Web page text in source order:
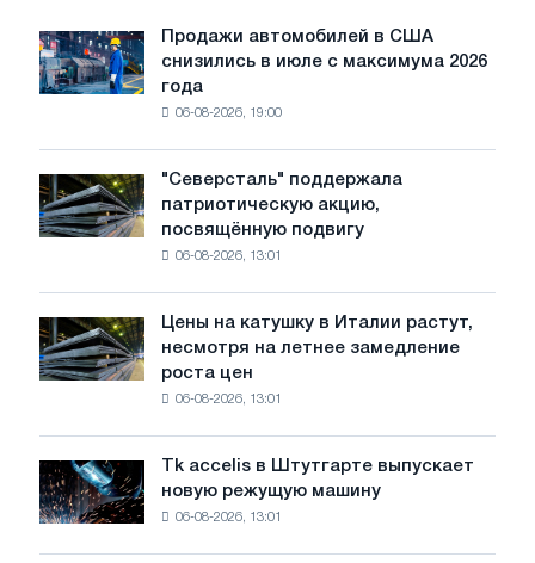
Продажи
автомобилей
в
июле
с
максимума
года
Продажи автомобилей в США
снизились в июле с максимума 2026
года
06-08-2026, 19:00
"Северсталь"
поддержала
патриотическую
советской
авиации
в
Великой
Отечественной
войны
"Северсталь" поддержала
патриотическую акцию,
посвящённую подвигу
06-08-2026, 13:01
Цены
на
катушку
несмотря
на
летнее
замедление
Цены на катушку в Италии растут,
несмотря на летнее замедление
роста цен
06-08-2026, 13:01
Tk
accelis
в
Tk accelis в Штутгарте выпускает
новую режущую машину
06-08-2026, 13:01